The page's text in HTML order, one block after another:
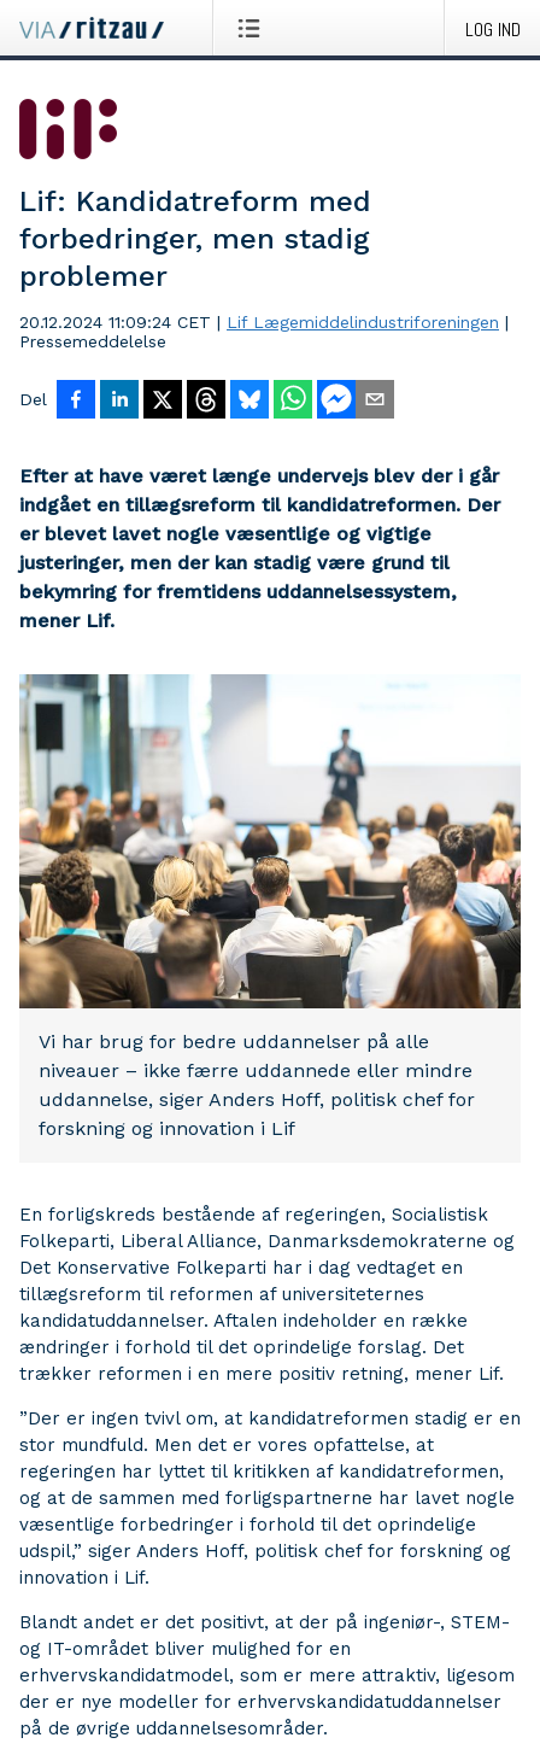
LOG IND
Lif: Kandidatreform med
forbedringer, men stadig
problemer
20.12.2024 11:09:24 CET | Lif Lægemiddelindustriforeningen |
Pressemeddelelse
Del
Efter at have været længe undervejs blev der i går
indgået en tillægsreform til kandidatreformen. Der
er blevet lavet nogle væsentlige og vigtige
justeringer, men der kan stadig være grund til
bekymring for fremtidens uddannelsessystem,
mener Lif.
Vi har brug for bedre uddannelser på alle
niveauer – ikke færre uddannede eller mindre
uddannelse, siger Anders Hoff, politisk chef for
forskning og innovation i Lif
En forligskreds bestående af regeringen, Socialistisk
Folkeparti, Liberal Alliance, Danmarksdemokraterne og
Det Konservative Folkeparti har i dag vedtaget en
tillægsreform til reformen af universiteternes
kandidatuddannelser. Aftalen indeholder en række
ændringer i forhold til det oprindelige forslag. Det
trækker reformen i en mere positiv retning, mener Lif.
”Der er ingen tvivl om, at kandidatreformen stadig er en
stor mundfuld. Men det er vores opfattelse, at
regeringen har lyttet til kritikken af kandidatreformen,
og at de sammen med forligspartnerne har lavet nogle
væsentlige forbedringer i forhold til det oprindelige
udspil,” siger Anders Hoff, politisk chef for forskning og
innovation i Lif.
Blandt andet er det positivt, at der på ingeniør-, STEM-
og IT-området bliver mulighed for en
erhvervskandidatmodel, som er mere attraktiv, ligesom
der er nye modeller for erhvervskandidatuddannelser
på de øvrige uddannelsesområder.